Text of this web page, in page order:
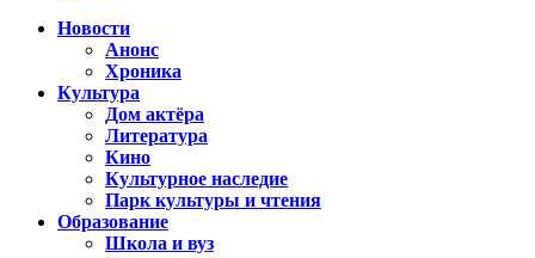
Новости
Анонс
Хроника
Культура
Дом актёра
Литература
Кино
Культурное наследие
Парк культуры и чтения
Образование
Школа и вуз